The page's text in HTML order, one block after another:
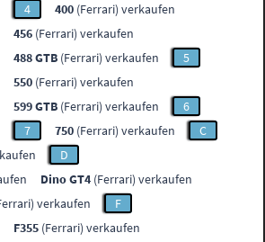
4 400 (Ferrari) verkaufen
456 (Ferrari) verkaufen
488 GTB (Ferrari) verkaufen
5
550 (Ferrari) verkaufen
599 GTB (Ferrari) verkaufen
6
7 750 (Ferrari) verkaufen
C
D
Dino GT4 (Ferrari) verkaufen
verkaufen
F
F355 (Ferrari) verkaufen